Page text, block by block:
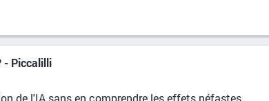
- Piccalilli
de l'IA sans en comprendre les effets néfastes.